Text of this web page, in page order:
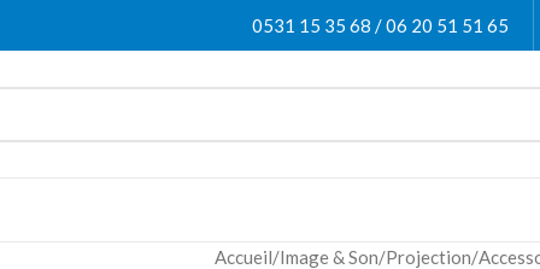
0531 15 35 68 / 06 20 51 51 65
Accueil/Image & Son/Projection/